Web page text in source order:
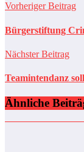
Vorheriger Beitrag
Bürgerstiftung
Nächster Beitrag
Teamintendanz
Ähnliche